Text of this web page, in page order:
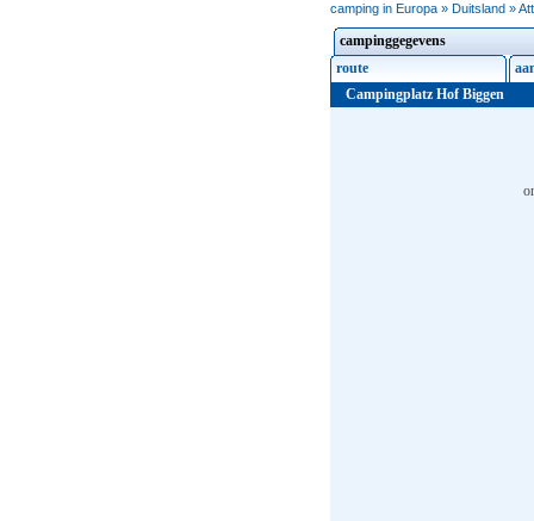
camping in Europa » Duitsland »
campinggegevens
route
Campingplatz Hof Biggen